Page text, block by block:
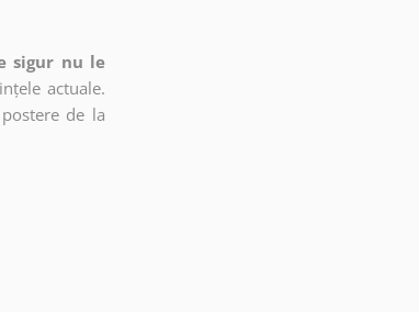
sigur nu le
actuale.
de la